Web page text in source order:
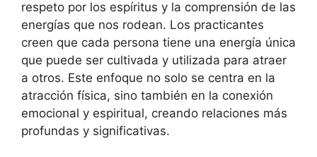
respeto por los espíritus y la comprensión de las
energías que nos rodean. Los practicantes
creen que cada persona tiene una energía única
que puede ser cultivada y utilizada para atraer
a otros. Este enfoque no solo se centra en la
atracción física, sino también en la conexión
emocional y espiritual, creando relaciones más
profundas y significativas.